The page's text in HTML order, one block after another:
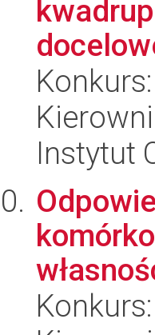
Konkurs:
Instytut
Konkurs: